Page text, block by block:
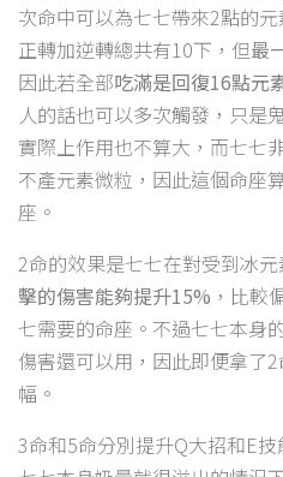
次命中可以為七七帶來2點的
正轉加逆轉總共有10下，但最
因此若全部吃滿是回復16點元
人的話也可以多次觸發，只是
實際上作用也不算大，而七七
不產元素微粒，因此這個命座
座。
2命的效果是七七在對受到冰元
擊的傷害能夠提升15% ，比較
七需要的命座。不過七七本身
傷害還可以用，因此即便拿了
幅。
3命和5命分別提升Q大招和E